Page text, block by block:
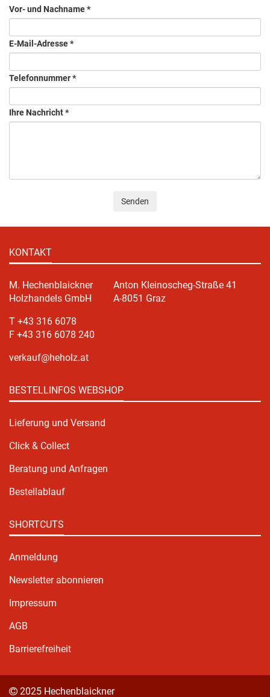
Vor- und Nachname*
E-Mail-Adresse*
Telefonnummer*
Ihre Nachricht*
Senden
KONTAKT
M. Hechenblaickner
Holzhandels GmbH
Anton Kleinoscheg-Straße 41
A-8051 Graz
T +43 316 6078
F +43 316 6078 240
verkauf@heholz.at
BESTELLINFOS WEBSHOP
Lieferung und Versand
Click & Collect
Beratung und Anfragen
Bestellablauf
SHORTCUTS
Anmeldung
Newsletter abonnieren
Impressum
AGB
Barrierefreiheit
2025 Hechenblaickner